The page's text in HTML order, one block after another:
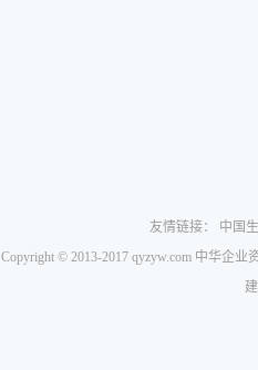
友情链接：
中国
Copyright © 2013-2017 qyzyw.com 中华企业